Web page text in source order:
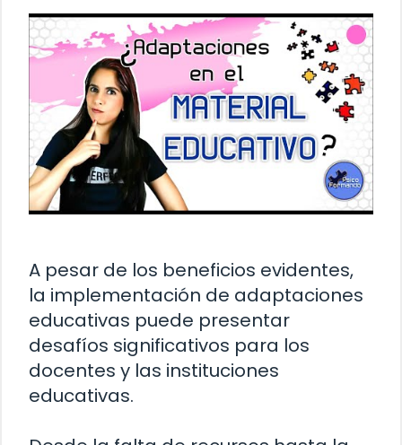
A pesar de los beneficios evidentes,
la implementación de adaptaciones
educativas puede presentar
desafíos significativos para los
docentes y las instituciones
educativas.